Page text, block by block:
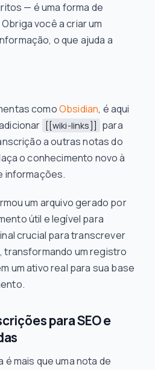
— é uma forma de
você a criar um
o que ajuda a
comoObsidian, é aqui
[[wiki-links]]
para
a outras notas do
o conhecimento novo à
informações.
um arquivo gerado por
útil e legível para
crucial para transcrever
transformando um registro
um ativo real para sua base
para SEO e
é mais que uma nota de